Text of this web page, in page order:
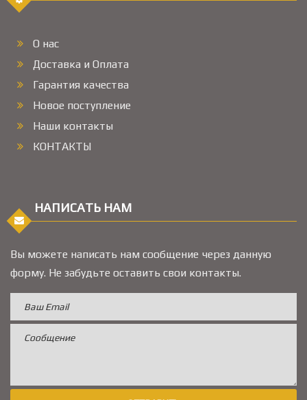
О нас
Доставка и Оплата
Гарантия качества
Новое поступление
Наши контакты
КОНТАКТЫ
НАПИСАТЬ НАМ
Вы можете написать нам сообщение через данную
форму. Не забудьте оставить свои контакты.